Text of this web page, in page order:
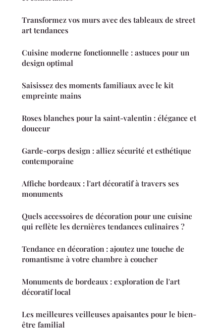
Transformez vos murs avec des tableaux de street
art tendances
Cuisine moderne fonctionnelle : astuces pour un
design optimal
Saisissez des moments familiaux avec le kit
empreinte mains
Roses blanches pour la saint-valentin : élégance et
douceur
Garde-corps design : alliez sécurité et esthétique
contemporaine
Affiche bordeaux : l'art décoratif à travers ses
monuments
Quels accessoires de décoration pour une cuisine
qui reflète les dernières tendances culinaires ?
Tendance en décoration : ajoutez une touche de
romantisme à votre chambre à coucher
Monuments de bordeaux : exploration de l'art
décoratif local
Les meilleures veilleuses apaisantes pour le bien-
être familial